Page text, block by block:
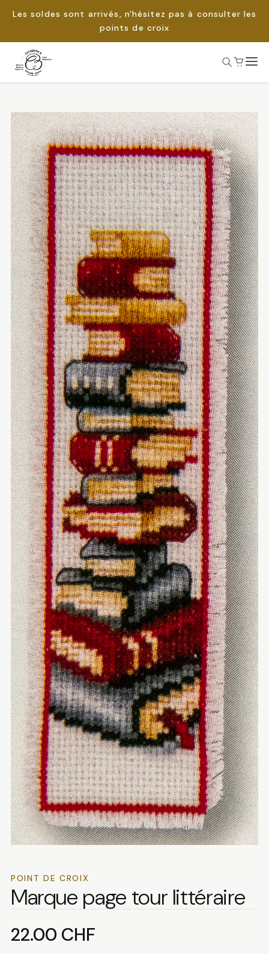
Les soldes sont arrivés, n'hésitez pas à consulter les
points de croix
Passer
POINT DE CROIX
Marque page tour littéraire
22.00 CHF